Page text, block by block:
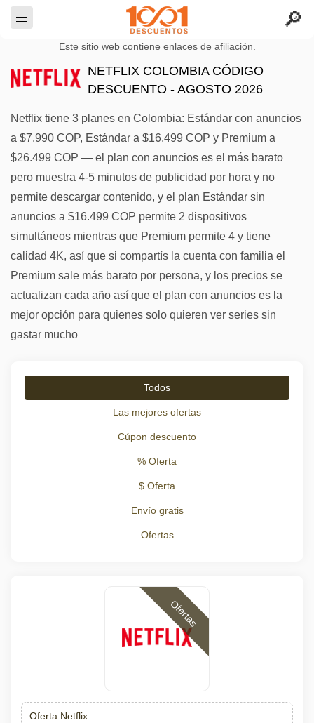
Este sitio web contiene enlaces de afiliación.
NETFLIX COLOMBIA CÓDIGO
DESCUENTO - AGOSTO 2026
Netflix tiene 3 planes en Colombia: Estándar con anuncios
a $7.990 COP, Estándar a $16.499 COP y Premium a
$26.499 COP — el plan con anuncios es el más barato
pero muestra 4-5 minutos de publicidad por hora y no
permite descargar contenido, y el plan Estándar sin
anuncios a $16.499 COP permite 2 dispositivos
simultáneos mientras que Premium permite 4 y tiene
calidad 4K, así que si compartís la cuenta con familia el
Premium sale más barato por persona, y los precios se
actualizan cada año así que el plan con anuncios es la
mejor opción para quienes solo quieren ver series sin
gastar mucho
Todos
Las mejores ofertas
Cúpon descuento
% Oferta
$ Oferta
Envío gratis
Ofertas
Ofertas
Oferta Netflix